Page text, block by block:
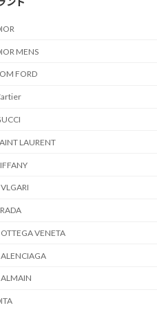
MENS
FORD
LAURENT
VENETA